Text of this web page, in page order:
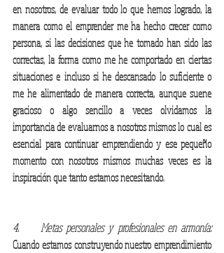
en nosotros, de evaluar todo lo que hemos logrado, la
manera como el emprender me ha hecho crecer como
persona, si las decisiones que he tomado han sido las
correctas, la forma como me he comportado en ciertas
situaciones e incluso si he descansado lo suficiente o
me he alimentado de manera correcta, aunque suene
gracioso o algo sencillo a veces olvidamos la
importancia de evaluarnos a nosotros mismos lo cual es
esencial para continuar emprendiendo y ese pequeño
momento con nosotros mismos muchas veces es la
inspiración que tanto estamos necesitando.
4.     Metas personales y profesionales en armonía:
Cuando estamos construyendo nuestro emprendimiento